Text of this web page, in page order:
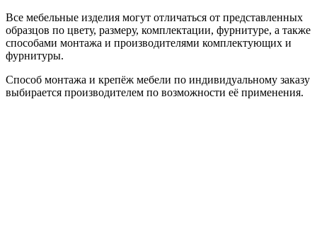
Все мебельные изделия могут отличаться от представленных
образцов по цвету, размеру, комплектации, фурнитуре, а также
способами монтажа и производителями комплектующих и
фурнитуры.
Способ монтажа и крепёж мебели по индивидуальному заказу
выбирается производителем по возможности её применения.